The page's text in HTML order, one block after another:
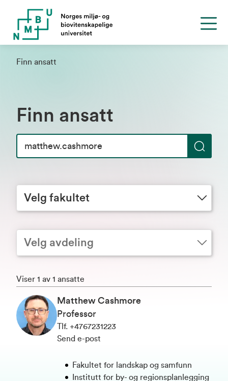
Finn ansatt
Finn ansatt
k
Velg fakultet
Velg avdeling
Viser 1 av 1 ansatte
Matthew Cashmore
Professor
Tlf. +4767231223
Send e-post
Fakultet for landskap og samfunn
Institutt for by- og regionsplanlegging